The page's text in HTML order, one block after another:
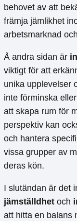
behovet av att
främja jämlikhet
arbetsmarknad
Å andra sidan är
viktigt för att
unika upplevelser
inte förminska
att skapa rum för
perspektiv kan
och hantera
vissa grupper av
deras kön.
I slutändan är det
jämställdhet och
att hitta en balans